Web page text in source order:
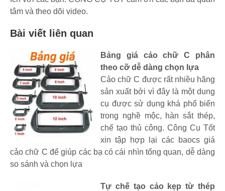
tâm và theo dõi video.
Bài viết liên quan
Bảng giá cảo chữ C phân
theo cỡ dễ dàng chọn lựa
Cảo chữ C được rất nhiều hãng
sản xuất bởi vì đây là một dung
cụ được sử dụng khá phổ biến
trong nghề mộc, hàn sắt thép,
chế tạo thủ công. Công Cụ Tốt
xin tập hợp lại các baocs giá
cảo chữ C để giúp các bạ có cái nhìn tổng quan, dễ dàng
so sánh và chọn lựa
Tự chế tạo cảo kẹp từ thép